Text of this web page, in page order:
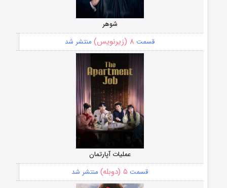
شوهر
قسمت ۸ (زیرنویس) منتشر شد
عملیات آپارتمان
قسمت ۵ (دوبله) منتشر شد